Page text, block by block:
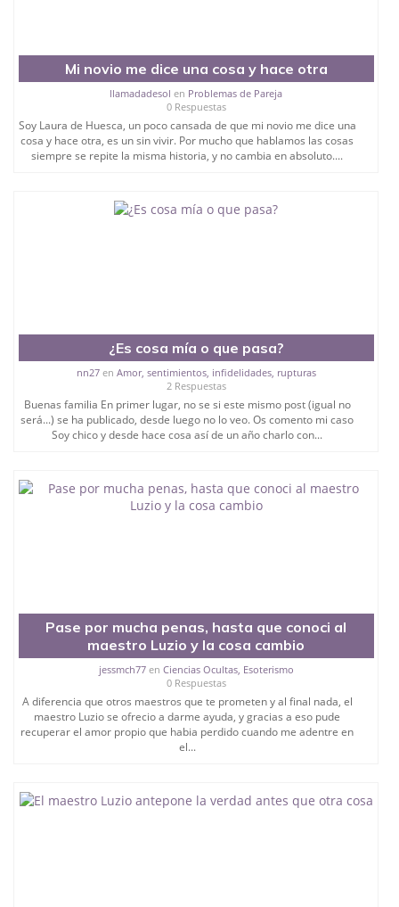
Mi novio me dice una cosa y hace otra
llamadadesol en Problemas de Pareja
0 Respuestas
Soy Laura de Huesca, un poco cansada de que mi novio me dice una
cosa y hace otra, es un sin vivir. Por mucho que hablamos las cosas
siempre se repite la misma historia, y no cambia en absoluto....
¿Es cosa mía o que pasa?
nn27en Amor, sentimientos, infidelidades, rupturas
2 Respuestas
Buenas familia En primer lugar, no se si este mismo post (igual no
será...) se ha publicado, desde luego no lo veo. Os comento mi caso
Soy chico y desde hace cosa así de un año charlo con...
Pase por mucha penas, hasta que conoci al
maestro Luzio y la cosa cambio
jessmch77en Ciencias Ocultas, Esoterismo
0 Respuestas
A diferencia que otros maestros que te prometen y al final nada, el
maestro Luzio se ofrecio a darme ayuda, y gracias a eso pude
recuperar el amor propio que habia perdido cuando me adentre en
el...